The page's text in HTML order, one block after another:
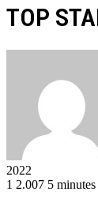
TOP
2022
1 2.007 5 minutes